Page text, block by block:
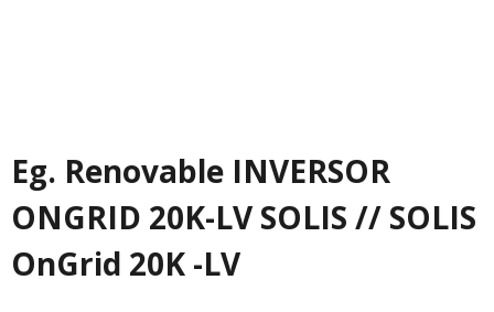
Eg. Renovable INVERSOR
ONGRID 20K-LV SOLIS // SOLIS
OnGrid 20K -LV